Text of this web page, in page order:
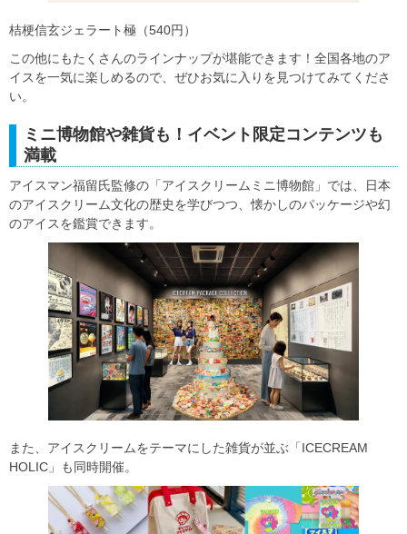
桔梗信玄ジェラート極（540円）
この他にもたくさんのラインナップが堪能できます！全国各地のア
イスを一気に楽しめるので、ぜひお気に入りを見つけてみてくださ
い。
ミニ博物館や雑貨も！イベント限定コンテンツも
満載
アイスマン福留氏監修の「アイスクリームミニ博物館」では、日本
のアイスクリーム文化の歴史を学びつつ、懐かしのパッケージや幻
のアイスを鑑賞できます。
また、アイスクリームをテーマにした雑貨が並ぶ「ICECREAM
HOLIC」も同時開催。